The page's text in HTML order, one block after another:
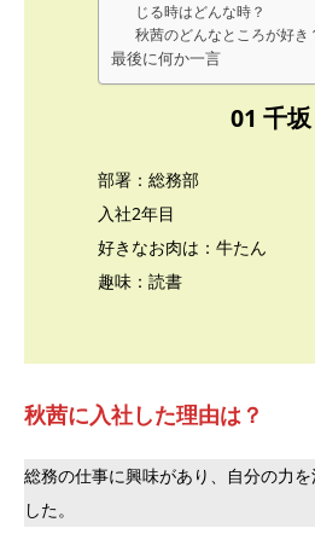
じる時はどんな時？
秋茜のどんなところが好き
最後に何か一言
01 千坂
部署：総務部
入社2年目
好きなお肉は：牛たん
趣味：読書
秋茜に入社した理由は？
総務の仕事に興味があり、自分の力
した。